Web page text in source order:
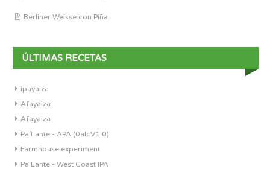
Berliner Weisse con Piña
ÚLTIMAS RECETAS
ipayaiza
Afayaiza
Afayaiza
Pa´Lante - APA (0alcV1.0)
Farmhouse experiment
Pa'Lante - West Coast IPA